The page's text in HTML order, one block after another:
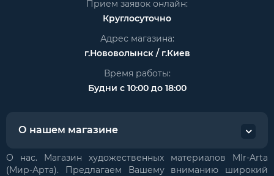
Прием заявок онлайн:
Круглосуточно
Адрес магазина:
г.Нововолынск / г.Киев
Время работы:
Будни с 10:00 до 18:00
О нашем магазине
О нас. Магазин художественных материалов MIr-Arta
(Мир-Арта). Предлагаем Вашему вниманию широкий